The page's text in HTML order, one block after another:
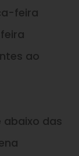
feira
ao
abaixo das